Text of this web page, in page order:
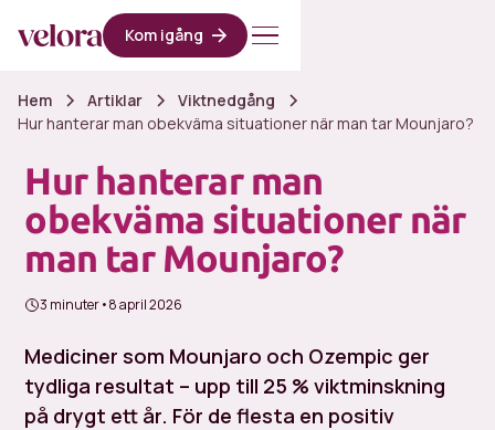
Kom igång
Hem Artiklar
Viktnedgång
Hur hanterar man obekväma situationer när man tar Mounjaro?
Hur hanterar man
obekväma situationer när
man tar Mounjaro?
3 minuter•8 april 2026
Mediciner som Mounjaro och Ozempic ger
tydliga resultat – upp till 25 % viktminskning
på drygt ett år. För de flesta en positiv